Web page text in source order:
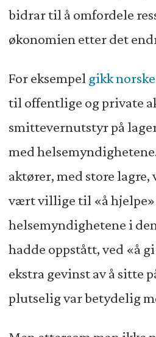
bidrar til å omfordele
økonomien etter det
For eksempel gikk
til offentlige og private
smittevernutstyr på
med
aktører, med store
vært villige til «å hjelpe»
helsemyndighetene i
hadde oppstått, ved «å
ekstra gevinst av å sitte
plutselig var betydelig